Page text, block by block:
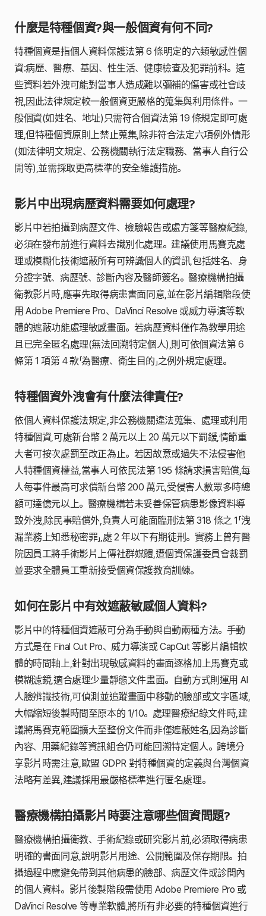
什麼是特種個資?與一般個資有何不同?
特種個資是指個人資料保護法第 6 條明定的六類敏感性個
資:病歷、醫療、基因、性生活、健康檢查及犯罪前科。這
些資料若外洩可能對當事人造成難以彌補的傷害或社會歧
視,因此法律規定較一般個資更嚴格的蒐集與利用條件。一
般個資(如姓名、地址)只需符合個資法第 19 條規定即可處
理,但特種個資原則上禁止蒐集,除非符合法定六項例外情形
(如法律明文規定、公務機關執行法定職務、當事人自行公
開等),並需採取更高標準的安全維護措施。
影片中出現病歷資料需要如何處理?
影片中若拍攝到病歷文件、檢驗報告或處方箋等醫療紀錄,
必須在發布前進行資料去識別化處理。建議使用馬賽克處
理或模糊化技術遮蔽所有可辨識個人的資訊,包括姓名、身
分證字號、病歷號、診斷內容及醫師簽名。醫療機構拍攝
衛教影片時,應事先取得病患書面同意,並在影片編輯階段使
用 Adobe Premiere Pro、DaVinci Resolve 或威力導演等軟
體的遮蔽功能處理敏感畫面。若病歷資料僅作為教學用途
且已完全匿名處理(無法回溯特定個人),則可依個資法第 6
條第 1 項第 4 款「為醫療、衛生目的」之例外規定處理。
特種個資外洩會有什麼法律責任?
依個人資料保護法規定,非公務機關違法蒐集、處理或利用
特種個資,可處新台幣 2 萬元以上 20 萬元以下罰鍰,情節重
大者可按次處罰至改正為止。若因故意或過失不法侵害他
人特種個資權益,當事人可依民法第 195 條請求損害賠償,每
人每事件最高可求償新台幣 200 萬元,受侵害人數眾多時總
額可達億元以上。醫療機構若未妥善保管病患影像資料導
致外洩,除民事賠償外,負責人可能面臨刑法第 318 條之 1「洩
漏業務上知悉秘密罪」,處 2 年以下有期徒刑。實務上曾有醫
院因員工將手術影片上傳社群媒體,遭個資保護委員會裁罰
並要求全體員工重新接受個資保護教育訓練。
如何在影片中有效遮蔽敏感個人資料?
影片中的特種個資遮蔽可分為手動與自動兩種方法。手動
方式是在 Final Cut Pro、威力導演或 CapCut 等影片編輯軟
體的時間軸上,針對出現敏感資料的畫面逐格加上馬賽克或
模糊濾鏡,適合處理少量靜態文件畫面。自動方式則運用 AI
人臉辨識技術,可偵測並追蹤畫面中移動的臉部或文字區域,
大幅縮短後製時間至原本的 1/10。處理醫療紀錄文件時,建
議將馬賽克範圍擴大至整份文件而非僅遮蔽姓名,因為診斷
內容、用藥紀錄等資訊組合仍可能回溯特定個人。跨境分
享影片時需注意,歐盟 GDPR 對特種個資的定義與台灣個資
法略有差異,建議採用最嚴格標準進行匿名處理。
醫療機構拍攝影片時要注意哪些個資問題?
醫療機構拍攝衛教、手術紀錄或研究影片前,必須取得病患
明確的書面同意,說明影片用途、公開範圍及保存期限。拍
攝過程中應避免帶到其他病患的臉部、病歷文件或診間內
的個人資料。影片後製階段需使用 Adobe Premiere Pro 或
DaVinci Resolve 等專業軟體,將所有非必要的特種個資進行